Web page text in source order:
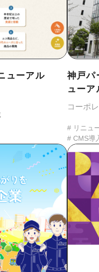
ューアル
神戸パ
ューア
コーポ
# リニュ
# CMS導